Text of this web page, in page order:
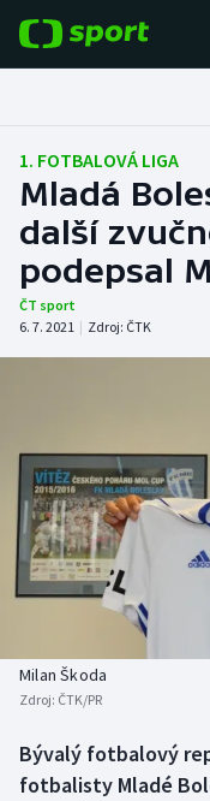
Fotbal
Hokej
Tenis
Atletika
Americký fotbal
Baseball a softbal
Basketbal
Biatlon
Box
NEPŘEHLÉDNĚTE
Soutěže
Historické návraty
Aplikace ČT sport
1. FOTBALOVÁ LIGA
Mladá
další
podepsal
ČT sport
6. 7. 2021 | Zdroj: ČTK
Milan Škoda
Zdroj: ČTK/PR
Bývalý fotbalový
fotbalisty Mladé